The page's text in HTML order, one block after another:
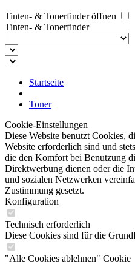
Tinten- & Tonerfinder öffnen
Tinten- & Tonerfinder
Startseite
Toner
Cookie-Einstellungen
Diese Website benutzt Cookies,
Website erforderlich sind und
die den Komfort bei Benutzung
Direktwerbung dienen oder die
und sozialen Netzwerken
Zustimmung gesetzt.
Konfiguration
Technisch erforderlich
Diese Cookies sind für die
"Alle Cookies ablehnen" Cookie